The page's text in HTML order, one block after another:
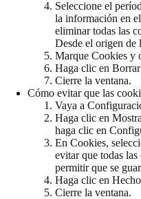
Seleccione el
la información en
eliminar todas las
Desde el origen de
Marque Cookies y
Haga clic en
Cierre la ventana.
Cómo evitar que las
Vaya a
Haga clic en
haga clic en
En Cookies,
evitar que todas
permitir que se
Haga clic en
Cierre la ventana.